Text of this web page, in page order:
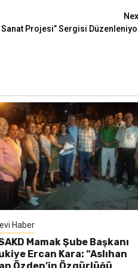
Sanat Projesi” Sergisi
Haber
Mamak Şube Başkanı
Ercan Kara: “Aslıhan